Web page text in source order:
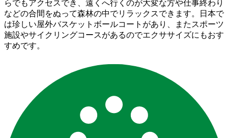
らでもアクセスでき、遠くへ行くのが大変な方や仕事終わり
などの合間をぬって森林の中でリラックスできます。日本で
は珍しい屋外バスケットボールコートがあり、またスポーツ
施設やサイクリングコースがあるのでエクササイズにもおす
すめです。